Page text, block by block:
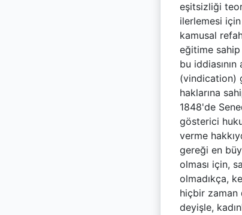
eşitsizliği
ilerlemesi
kamusal
eğitime
bu
(vindication)
haklarına
1848'de
gösterici
verme
gereği en
olması için,
olmadıkça,
hiçbir zaman
deyişle,